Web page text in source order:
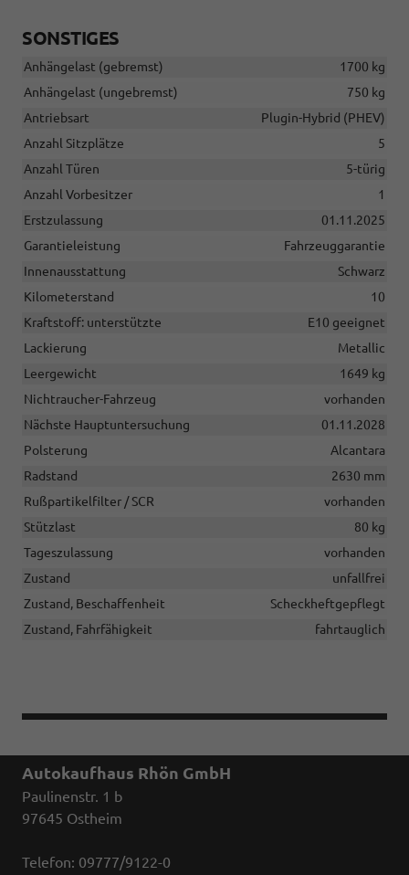
SONSTIGES
Anhängelast (gebremst)
1700 kg
Anhängelast (ungebremst)
750 kg
Antriebsart
Plugin-Hybrid (PHEV)
Anzahl Sitzplätze
5
Anzahl Türen
5-türig
Anzahl Vorbesitzer
1
Erstzulassung
01.11.2025
Garantieleistung
Fahrzeuggarantie
Innenausstattung
Schwarz
Kilometerstand
10
Kraftstoff: unterstützte
E10 geeignet
Lackierung
Metallic
Leergewicht
1649 kg
Nichtraucher-Fahrzeug
vorhanden
Nächste Hauptuntersuchung
01.11.2028
Polsterung
Alcantara
Radstand
2630 mm
Rußpartikelfilter / SCR
vorhanden
Stützlast
80 kg
Tageszulassung
vorhanden
Zustand
unfallfrei
Zustand, Beschaffenheit
Scheckheftgepflegt
Zustand, Fahrfähigkeit
fahrtauglich
Autokaufhaus Rhön GmbH
Paulinenstr. 1 b
97645 Ostheim
Telefon: 09777/9122-0